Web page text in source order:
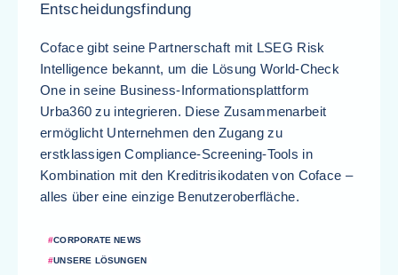
Entscheidungsfindung
Coface gibt seine Partnerschaft mit LSEG Risk
Intelligence bekannt, um die Lösung World-Check
One in seine Business-Informationsplattform
Urba360 zu integrieren. Diese Zusammenarbeit
ermöglicht Unternehmen den Zugang zu
erstklassigen Compliance-Screening-Tools in
Kombination mit den Kreditrisikodaten von Coface –
alles über eine einzige Benutzeroberfläche.
#CORPORATE NEWS
#UNSERE LÖSUNGEN